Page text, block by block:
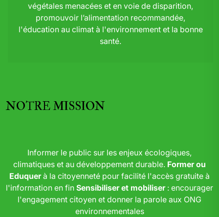
végétales menacées et en voie de disparition,
promouvoir l’alimentation recommandée,
l'éducation au climat à l'environnement et la bonne
santé.
NOTRE MISSION
Informer le public sur les enjeux écologiques,
climatiques et au développement durable. Former ou
Eduquerà la citoyenneté pour facilité l'accès gratuite à
l'information en fin Sensibiliser et mobiliser: encourager
l'engagement citoyen et donner la parole aux ONG
environnementales